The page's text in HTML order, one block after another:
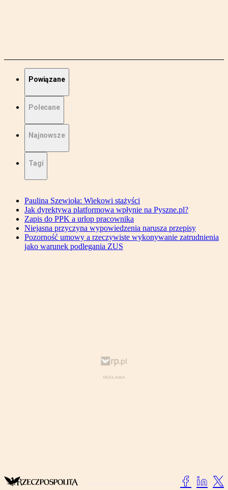
Powiązane
Polecane
Najnowsze
Tagi
Paulina Szewioła: Wiekowi stażyści
Jak dyrektywa platformowa wpłynie na Pyszne.pl?
Zapis do PPK a urlop pracownika
Niejasna przyczyna wypowiedzenia narusza przepisy
Pozorność umowy a rzeczywiste wykonywanie zatrudnienia
jako warunek podlegania ZUS